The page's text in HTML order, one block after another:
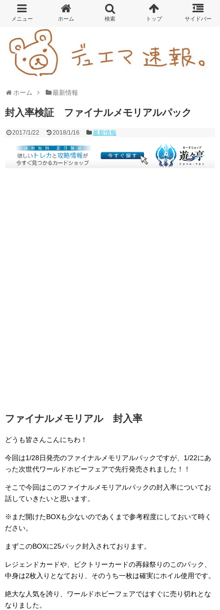
ホーム 最新情報
封入率検証 ファイナルメモリアルパック
2017/1/22 2018/1/16 最新情報
ファイナルメモリアル 封入率
どうも皆さんこんにちわ！
今回は1/28日発売のファイナルメモリアルパックですが、1/22にあ
った次世代ワールドホビーフェアで先行発売されました！！
そこで今回はこのファイナルメモリアルパックの封入率についてお
話していきたいと思います。
※まだ開けたBOXも少ないのであくまで参考程度にしておいて時く
ださい。
まずこのBOXに25パック封入されております。
レジェンドカードや、ビクトリーカードの再録祭りのこのパック、
中身は2枚入りとなており、そのうち一枚は確実にホイル使用です。
絶大な人気を誇り、ワールドホビーフェアではすぐに売り切れとな
なりました。